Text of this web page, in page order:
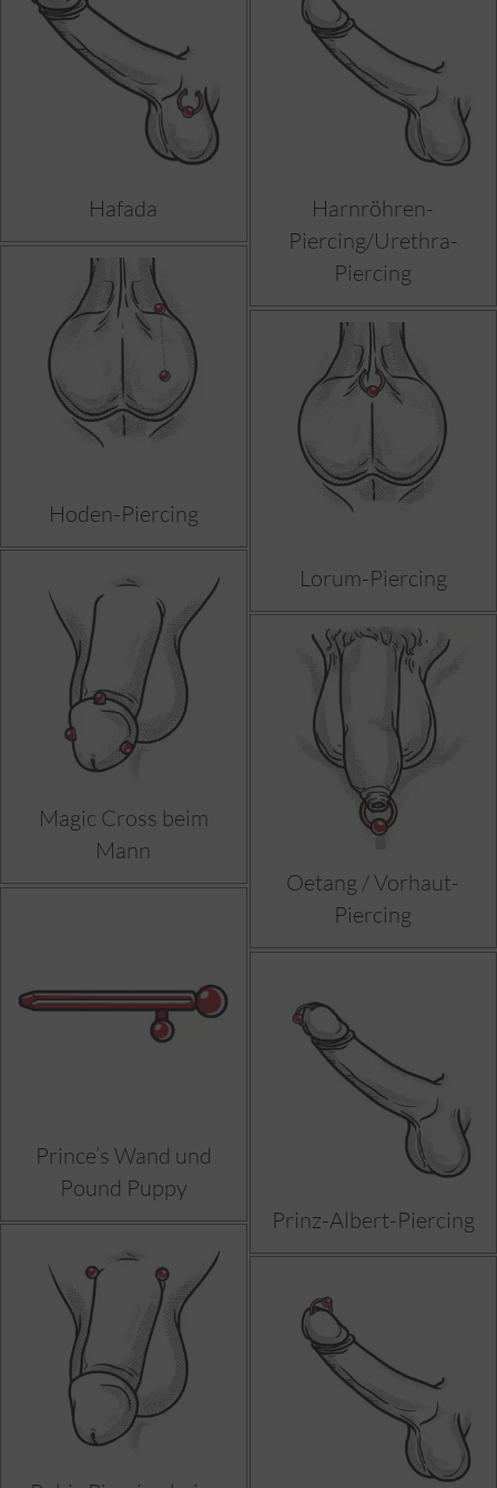
Hafada
Harnröhren-
Piercing/Urethra-
Piercing
Hoden-Piercing
Lorum-Piercing
Magic Cross beim
Mann
Oetang / Vorhaut-
Piercing
Prince’s Wand und
Pound Puppy
Prinz-Albert-Piercing